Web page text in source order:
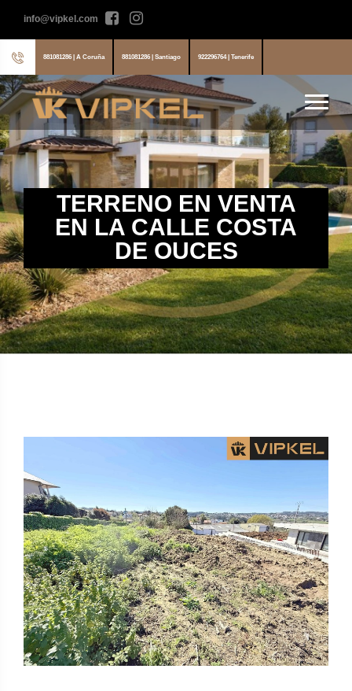
info@vipkel.com
881081286 | A Coruña 881081286 | Santiago 922296764 | Tenerife
TERRENO EN VENTA
EN LA CALLE COSTA
DE OUCES